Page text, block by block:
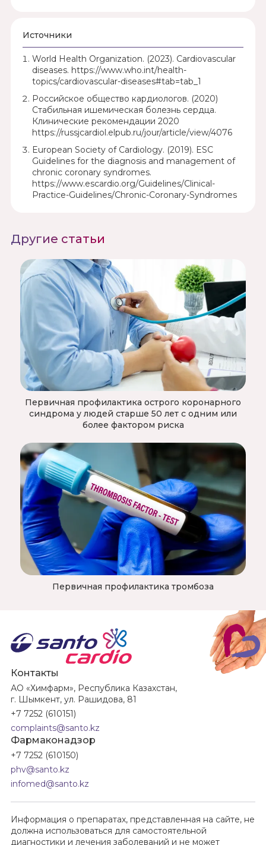
Источники
World Health Organization. (2023). Cardiovascular
diseases. https://www.who.int/health-
topics/cardiovascular-diseases#tab=tab_1
Российское общество кардиологов. (2020)
Стабильная ишемическая болезнь сердца.
Клинические рекомендации 2020
https://russjcardiol.elpub.ru/jour/article/view/4076
European Society of Cardiology. (2019). ESC
Guidelines for the diagnosis and management of
chronic coronary syndromes.
https://www.escardio.org/Guidelines/Clinical-
Practice-Guidelines/Chronic-Coronary-Syndromes
Другие статьи
Первичная профилактика острого коронарного
синдрома у людей старше 50 лет с одним или
более фактором риска
Первичная профилактика тромбоза
Контакты
АО «Химфарм», Республика Казахстан,
г. Шымкент, ул. Рашидова, 81
+7 7252 (610151)
complaints@santo.kz
Фармаконадзор
+7 7252 (610150)
phv@santo.kz
infomed@santo.kz
Информация о препаратах, представленная на сайте, не
должна использоваться для самостоятельной
диагностики и лечения заболеваний и не может